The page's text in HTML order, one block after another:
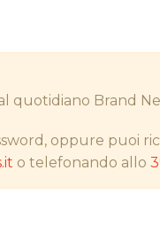
SCENARI
quotidiano Brand
oppure puoi
o telefonando allo